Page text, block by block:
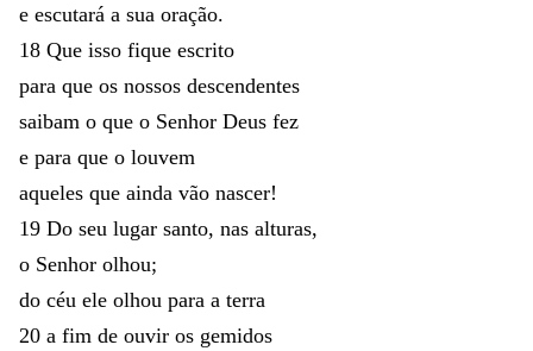
e escutará a sua oração.
18 Que isso fique escrito
para que os nossos descendentes
saibam o que o Senhor Deus fez
e para que o louvem
aqueles que ainda vão nascer!
19 Do seu lugar santo, nas alturas,
o Senhor olhou;
do céu ele olhou para a terra
20 a fim de ouvir os gemidos